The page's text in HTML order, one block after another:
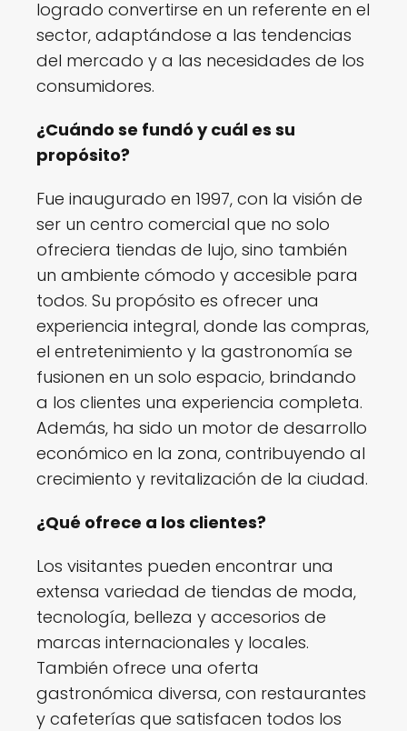
logrado convertirse en un referente en el
sector, adaptándose a las tendencias
del mercado y a las necesidades de los
consumidores.
¿Cuándo se fundó y cuál es su
propósito?
Fue inaugurado en 1997, con la visión de
ser un centro comercial que no solo
ofreciera tiendas de lujo, sino también
un ambiente cómodo y accesible para
todos. Su propósito es ofrecer una
experiencia integral, donde las compras,
el entretenimiento y la gastronomía se
fusionen en un solo espacio, brindando
a los clientes una experiencia completa.
Además, ha sido un motor de desarrollo
económico en la zona, contribuyendo al
crecimiento y revitalización de la ciudad.
¿Qué ofrece a los clientes?
Los visitantes pueden encontrar una
extensa variedad de tiendas de moda,
tecnología, belleza y accesorios de
marcas internacionales y locales.
También ofrece una oferta
gastronómica diversa, con restaurantes
y cafeterías que satisfacen todos los